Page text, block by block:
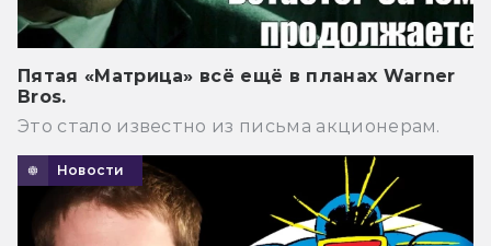
Пятая «Матрица» всё ещё в планах Warner
Bros.
Это стало известно из письма акционерам.
Новости